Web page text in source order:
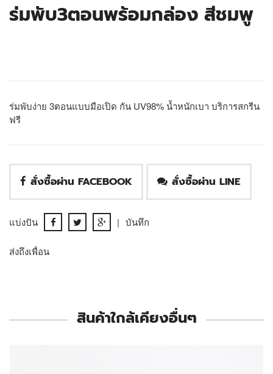
ร่มพับ3ตอนพร้อมกล่อง สีชมพู
ร่มพับง่าย 3ตอนแบบมือเปิด กัน UV98% น้ำหนักเบา บริการสกรีน
ฟรี
สั่งซื้อผ่าน FACEBOOK สั่งซื้อผ่าน LINE
แบ่งปัน | บันทึก
ส่งถึงเพื่อน
สินค้าใกล้เคียงอื่นๆ